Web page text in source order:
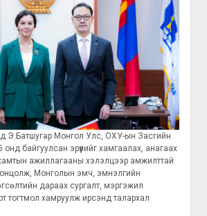
Э.Батшугар Монгол Улс, ОХУ-ын Засгийн
байгуулсан эрүүлийг хамгаалах, анагаах
ажиллагааны хэлэлцээр амжилттай
Монголын эмч, эмнэлгийн
дараах сургалт, мэргэжил
тогтмол хамруулж ирсэнд талархал